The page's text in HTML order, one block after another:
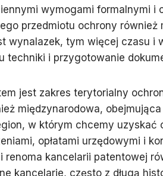
wymogami formalnymi i
przedmiotu ochrony również
wynalazek, tym więcej czasu i
techniki i przygotowanie
jest zakres terytorialny
międzynarodowa,
w którym chcemy uzyskać
opłatami urzędowymi i
renoma kancelarii patentowej
kancelarie, często z długą